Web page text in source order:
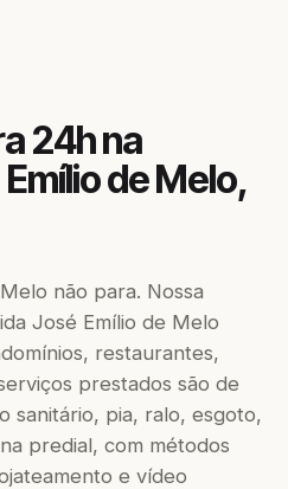
24h na
de Melo,
não para. Nossa
José Emílio de Melo
restaurantes,
prestados são de
sanitário, pia, ralo, esgoto,
predial, com métodos
e vídeo